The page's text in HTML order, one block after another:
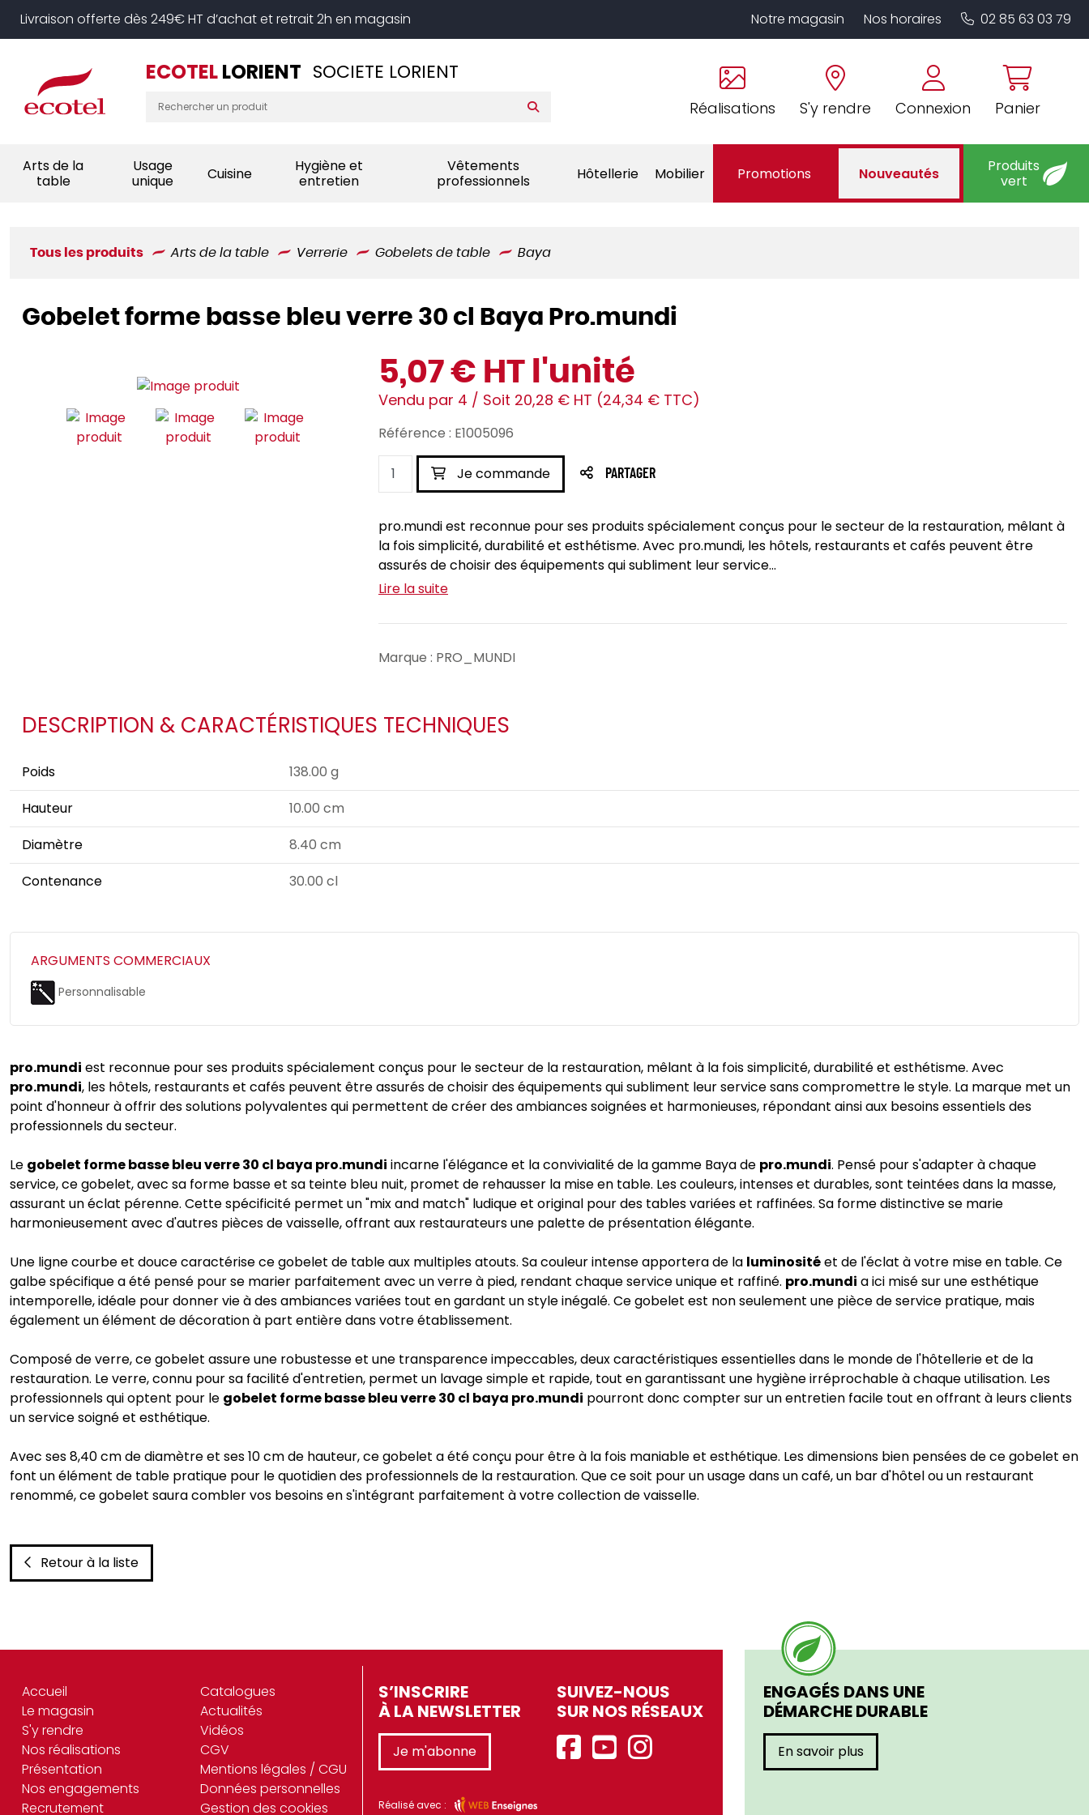
Livraison offerte dès 249€ HT d’achat et retrait 2h en magasin
Réalisations S'y rendre Connexion Panier
ECOTELLORIENT SOCIETE LORIENT
Notre magasin Nos horaires 02 85 63 03 79
Arts de la
table
Usage
unique
Cuisine
Hygiène et
entretien
Vêtements
professionnels
Hôtellerie Mobilier Promotions Nouveautés
Produits
vert
Tous les produits Arts de la table Verrerie Gobelets de table Baya
Gobelet forme basse bleu verre 30 cl Baya Pro.mundi
5,07 € HT l'unité
Vendu par 4 / Soit 20,28 € HT (24,34 € TTC)
Référence : E1005096
Je commande PARTAGER
pro.mundi est reconnue pour ses produits spécialement conçus pour le secteur de la restauration, mêlant à
la fois simplicité, durabilité et esthétisme. Avec pro.mundi, les hôtels, restaurants et cafés peuvent être
assurés de choisir des équipements qui subliment leur service...
Lire la suite
Marque : PRO_MUNDI
DESCRIPTION & CARACTÉRISTIQUES TECHNIQUES
Poids
138.00 g
Hauteur
10.00 cm
Diamètre
8.40 cm
Contenance
30.00 cl
ARGUMENTS COMMERCIAUX
Personnalisable
pro.mundi est reconnue pour ses produits spécialement conçus pour le secteur de la restauration, mêlant à la fois simplicité, durabilité et esthétisme. Avec
pro.mundi, les hôtels, restaurants et cafés peuvent être assurés de choisir des équipements qui subliment leur service sans compromettre le style. La marque met un
point d'honneur à offrir des solutions polyvalentes qui permettent de créer des ambiances soignées et harmonieuses, répondant ainsi aux besoins essentiels des
professionnels du secteur.
Le gobelet forme basse bleu verre 30 cl baya pro.mundi incarne l'élégance et la convivialité de la gamme Baya de pro.mundi. Pensé pour s'adapter à chaque
service, ce gobelet, avec sa forme basse et sa teinte bleu nuit, promet de rehausser la mise en table. Les couleurs, intenses et durables, sont teintées dans la masse,
assurant un éclat pérenne. Cette spécificité permet un "mix and match" ludique et original pour des tables variées et raffinées. Sa forme distinctive se marie
harmonieusement avec d'autres pièces de vaisselle, offrant aux restaurateurs une palette de présentation élégante.
Une ligne courbe et douce caractérise ce gobelet de table aux multiples atouts. Sa couleur intense apportera de la luminositéet de l'éclat à votre mise en table. Ce
galbe spécifique a été pensé pour se marier parfaitement avec un verre à pied, rendant chaque service unique et raffiné. pro.mundi a ici misé sur une esthétique
intemporelle, idéale pour donner vie à des ambiances variées tout en gardant un style inégalé. Ce gobelet est non seulement une pièce de service pratique, mais
également un élément de décoration à part entière dans votre établissement.
Composé de verre, ce gobelet assure une robustesse et une transparence impeccables, deux caractéristiques essentielles dans le monde de l'hôtellerie et de la
restauration. Le verre, connu pour sa facilité d'entretien, permet un lavage simple et rapide, tout en garantissant une hygiène irréprochable à chaque utilisation. Les
professionnels qui optent pour le gobelet forme basse bleu verre 30 cl baya pro.mundi pourront donc compter sur un entretien facile tout en offrant à leurs clients
un service soigné et esthétique.
Avec ses 8,40 cm de diamètre et ses 10 cm de hauteur, ce gobelet a été conçu pour être à la fois maniable et esthétique. Les dimensions bien pensées de ce gobelet en
font un élément de table pratique pour le quotidien des professionnels de la restauration. Que ce soit pour un usage dans un café, un bar d'hôtel ou un restaurant
renommé, ce gobelet saura combler vos besoins en s'intégrant parfaitement à votre collection de vaisselle.
Retour à la liste
ENGAGÉS DANS UNE
DÉMARCHE DURABLE
En savoir plus
Accueil
Le magasin
S'y rendre
Nos réalisations
Présentation
Nos engagements
Recrutement
Catalogues
Actualités
Vidéos
CGV
Mentions légales / CGU
Données personnelles
Gestion des cookies
S’INSCRIRE
À LA NEWSLETTER
Je m'abonne
SUIVEZ-NOUS
SUR NOS RÉSEAUX
Réalisé avec :
Panneau de gestion des cookies